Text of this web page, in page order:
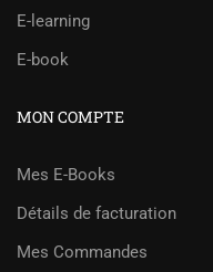
E-learning
E-book
MON COMPTE
Mes E-Books
Détails de facturation
Mes Commandes